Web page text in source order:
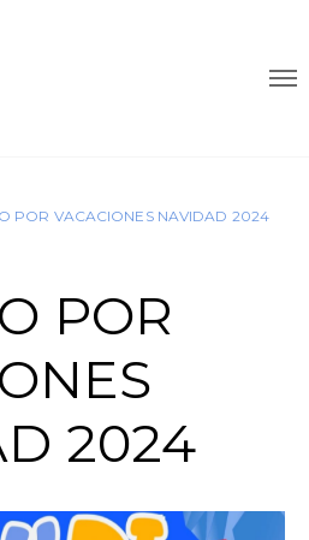
POR VACACIONES NAVIDAD 2024
POR
2024